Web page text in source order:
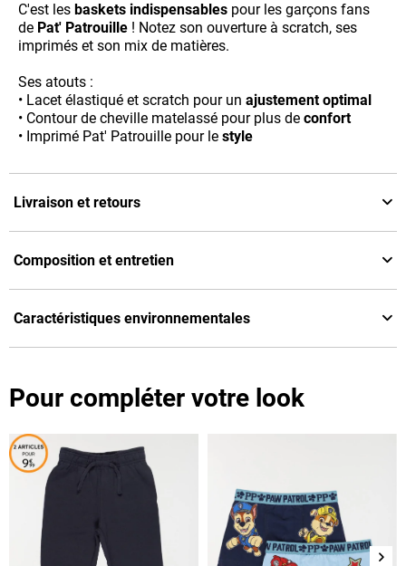
C'est les baskets indispensables pour les garçons fans
de Pat' Patrouille ! Notez son ouverture à scratch, ses
imprimés et son mix de matières.
Ses atouts :
• Lacet élastiqué et scratch pour un ajustement optimal
• Contour de cheville matelassé pour plus de confort
• Imprimé Pat' Patrouille pour le style
Livraison et retours
Composition et entretien
Caractéristiques environnementales
Pour compléter votre look